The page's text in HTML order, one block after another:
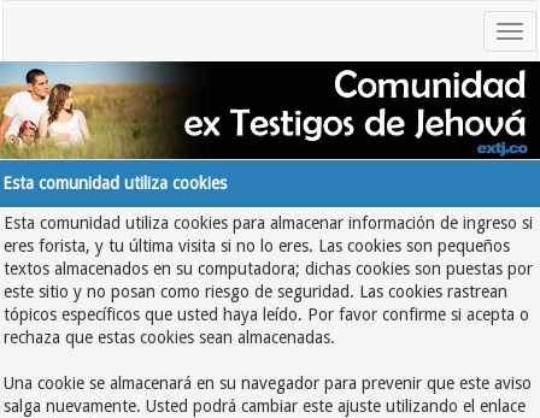
Esta comunidad utiliza cookies
Esta comunidad utiliza cookies para almacenar información de ingreso si
eres forista, y tu última visita si no lo eres. Las cookies son pequeños
textos almacenados en su computadora; dichas cookies son puestas por
este sitio y no posan como riesgo de seguridad. Las cookies rastrean
tópicos específicos que usted haya leído. Por favor confirme si acepta o
rechaza que estas cookies sean almacenadas.
Una cookie se almacenará en su navegador para prevenir que este aviso
salga nuevamente. Usted podrá cambiar este ajuste utilizando el enlace